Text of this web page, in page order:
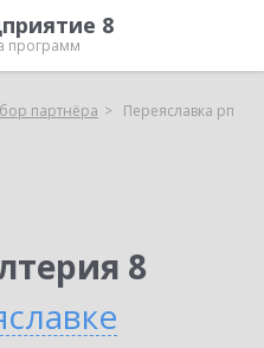
8
программ
партнёра Переяславка рп
8